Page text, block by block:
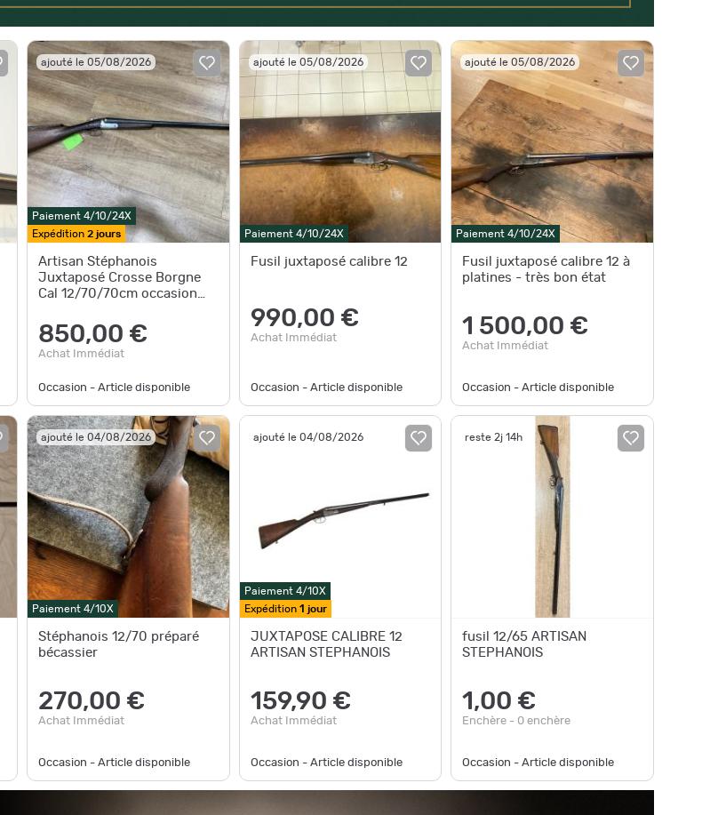
ajouté le 05/08/2026
Paiement 4/10/24X
Expédition 2 jours
Artisan Stéphanois
Juxtaposé Crosse Borgne
Cal 12/70/70cm occasion
850,00 €
Achat Immédiat
Occasion - Article disponible
ajouté le 05/08/2026
Paiement 4/10/24X
Fusil juxtaposé calibre 12
990,00 €
Achat Immédiat
Occasion - Article disponible
ajouté le 05/08/2026
Paiement 4/10/24X
Fusil juxtaposé calibre 12 à
platines - très bon état
1 500,00 €
Achat Immédiat
Occasion - Article disponible
ajouté le 04/08/2026
Paiement 4/10X
Stéphanois 12/70 préparé
bécassier
270,00 €
Achat Immédiat
Occasion - Article disponible
ajouté le 04/08/2026
Paiement 4/10X
Expédition 1 jour
JUXTAPOSE CALIBRE 12
ARTISAN STEPHANOIS
159,90 €
Achat Immédiat
Occasion - Article disponible
reste 2j 14h
fusil 12/65 ARTISAN
STEPHANOIS
1,00 €
Enchère - 0 enchère
Occasion - Article disponible